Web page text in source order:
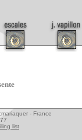
- France
list